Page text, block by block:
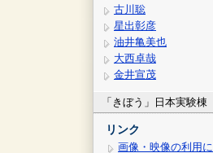
古川聡
星出彰彦
油井亀美也
大西卓哉
金井宣茂
「きぼう」日本実験棟
リンク
画像・映像の利用に